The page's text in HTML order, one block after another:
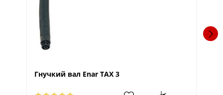
Гнучкий вал Enar TAX 3